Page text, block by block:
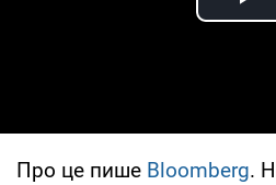
Про це пише Bloomberg.